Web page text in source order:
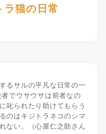
猫の日常
るサルの平凡な日常の一
でウサウサは前者なの
叱られたり助けてもらう
のはキジトラネコのシマ
ない。（心屋仁之助さん